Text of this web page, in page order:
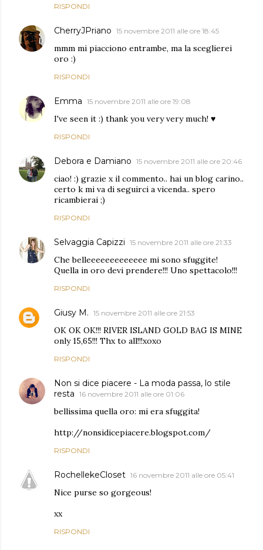
RISPONDI
CherryJPriano 15 novembre 2011 alle ore 18:45
mmm mi piacciono entrambe, ma la sceglierei
oro :)
RISPONDI
Emma 15 novembre 2011 alle ore 19:08
I've seen it :) thank you very very much! ♥
RISPONDI
Debora e Damiano 15 novembre 2011 alle ore 20:46
ciao! :) grazie x il commento.. hai un blog carino..
certo k mi va di seguirci a vicenda.. spero
ricambierai ;)
RISPONDI
Selvaggia Capizzi 15 novembre 2011 alle ore 21:33
Che belleeeeeeeeeeeee mi sono sfuggite!
Quella in oro devi prendere!!! Uno spettacolo!!!
RISPONDI
Giusy M. 15 novembre 2011 alle ore 21:53
OK OK OK!!! RIVER ISLAND GOLD BAG IS MINE
only 15,65!!! Thx to all!!!xoxo
RISPONDI
Non si dice piacere - La moda passa, lo stile
resta 16 novembre 2011 alle ore 01:06
bellissima quella oro: mi era sfuggita!
http://nonsidicepiacere.blogspot.com/
RISPONDI
RochellekeCloset 16 novembre 2011 alle ore 05:41
Nice purse so gorgeous!
xx
RISPONDI